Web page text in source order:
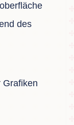
des
Grafiken